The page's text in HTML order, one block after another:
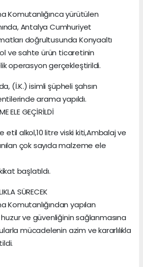
Komutanlığınca yürütülen
Antalya Cumhuriyet
doğrultusunda Konyaaltı
ve sahte ürün ticaretinin
operasyon gerçekleştirildi.
(İ.K.) isimli şüpheli şahsın
arama yapıldı.
ELE GEÇİRİLDİ
etil alkol,10 litre viski kiti,Ambalaj ve
çok sayıda malzeme ele
başlatıldı.
SÜRECEK
Komutanlığından yapılan
huzur ve güvenliğinin sağlanmasına
mücadelenin azim ve kararlılıkla